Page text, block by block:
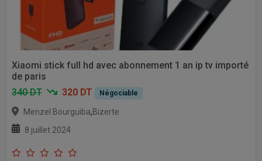
Xiaomi stick full hd avec abonnement 1 an ip tv importé
de paris
340 DT
320 DT Négociable
Menzel Bourguiba,Bizerte
8 juillet 2024